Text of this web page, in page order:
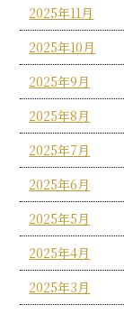
2025年11月
2025年10月
2025年9月
2025年8月
2025年7月
2025年6月
2025年5月
2025年4月
2025年3月